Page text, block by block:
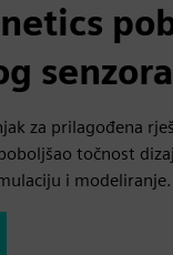
senzora
za prilagođena
točnost
i modeliranje.